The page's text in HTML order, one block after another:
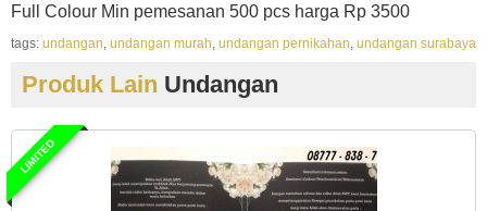
Full Colour Min pemesanan 500 pcs harga Rp 3500
tags: undangan, undangan murah, undangan pernikahan, undangan surabaya
Produk Lain Undangan
LIMITED